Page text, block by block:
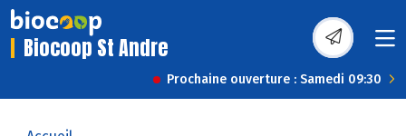
Biocoop St Andre
Prochaine ouverture : Samedi 09:30